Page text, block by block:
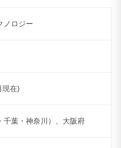
ノロジー
現在)
千葉・神奈川）、大阪府